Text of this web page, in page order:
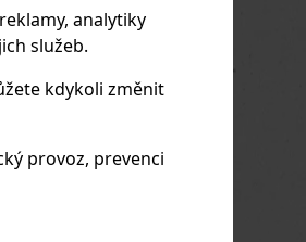
analytiky
služeb.
kdykoli změnit
provoz, prevenci